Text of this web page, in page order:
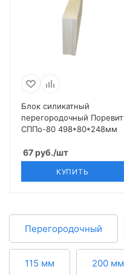
Блок силикатный
перегородочный Поревит
СППо-80 498*80*248мм
67руб./шт
КУПИТЬ
Перегородочный
115 мм 200 мм